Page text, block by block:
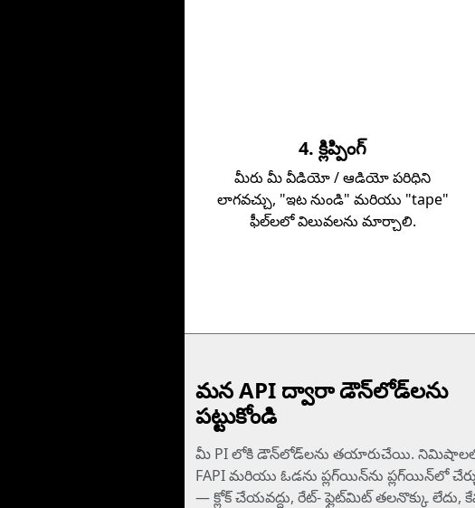
4. క్లిప్పింగ్
మీరు మీ వీడియో / ఆడియో పరిధిని
లాగవచ్చు, "ఇట నుండి" మరియు "tape"
ఫీల్‌లలో విలువలను మార్చాలి.
మన API ద్వారా డౌన్‌లోడ్‌లను
పట్టుకోండి
మీ PI లోకి డౌన్‌లోడ్‌లను తయారుచేయి.
FAPI మరియు ఓడను ప్లగ్‌యిన్‌ను ప్లగ్‌యిన్‌లో
—⁠ క్లోక్‌ చేయవద్దు, రేట్- ఫ్లైట్‌మిట్ తలనొక్కు లేదు,